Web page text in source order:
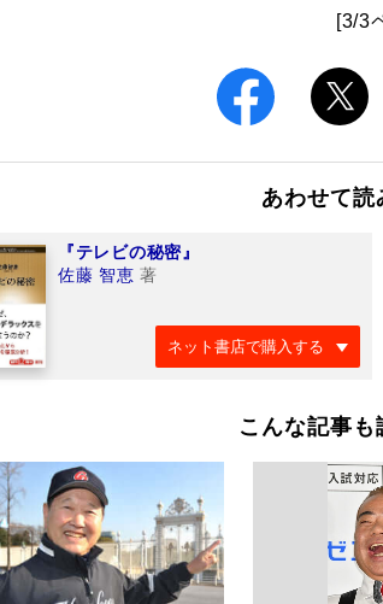
[3/3
あわせて読
『テレビの秘密』
佐藤 智恵 著
ネット書店で購入する
こんな記事も